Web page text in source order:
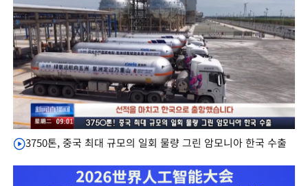
3750톤, 중국 최대 규모의 일회 물량 그린 암모니아 한국 수출